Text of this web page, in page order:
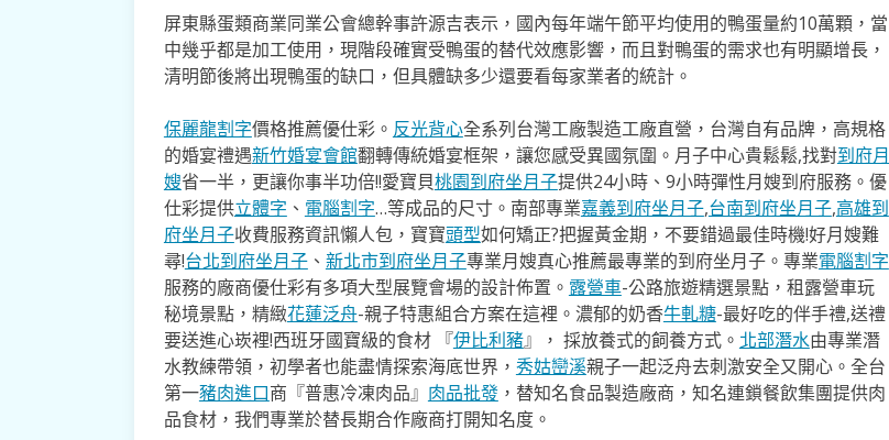
屏東縣蛋類商業同業公會總幹事許源吉表示，國內每年端午節平均使用的鴨蛋量約10萬顆，當
中幾乎都是加工使用，現階段確實受鴨蛋的替代效應影響，而且對鴨蛋的需求也有明顯增長，
清明節後將出現鴨蛋的缺口，但具體缺多少還要看每家業者的統計。
保麗龍割字價格推薦優仕彩。 反光背心全系列台灣工廠製造工廠直營，台灣自有品牌，高規格
的婚宴禮遇新竹婚宴會館翻轉傳統婚宴框架，讓您感受異國氛圍。月子中心貴鬆鬆,找對到府月
嫂省一半，更讓你事半功倍!!愛寶貝桃園到府坐月子提供24小時、9小時彈性月嫂到府服務。優
仕彩提供立體字 、 電腦割字…等成品的尺寸。南部專業嘉義到府坐月子,台南到府坐月子,高雄到
府坐月子收費服務資訊懶人包，寶寶頭型如何矯正?把握黃金期，不要錯過最佳時機!好月嫂難
尋!台北到府坐月子、 新北市到府坐月子專業月嫂真心推薦最專業的到府坐月子。專業電腦割字
服務的廠商優仕彩有多項大型展覽會場的設計佈置。 露營車-公路旅遊精選景點，租露營車玩
秘境景點，精緻花蓮泛舟-親子特惠組合方案在這裡。濃郁的奶香牛軋糖-最好吃的伴手禮,送禮
要送進心崁裡!西班牙國寶級的食材 『伊比利豬』， 採放養式的飼養方式。 北部潛水由專業潛
水教練帶領，初學者也能盡情探索海底世界， 秀姑巒溪親子一起泛舟去​刺激安全又開心。全台
第一豬肉進口商『普惠冷凍肉品』 肉品批發，替知名食品製造廠商，知名連鎖餐飲集團提供肉
品食材，我們專業於替長期合作廠商打開知名度。